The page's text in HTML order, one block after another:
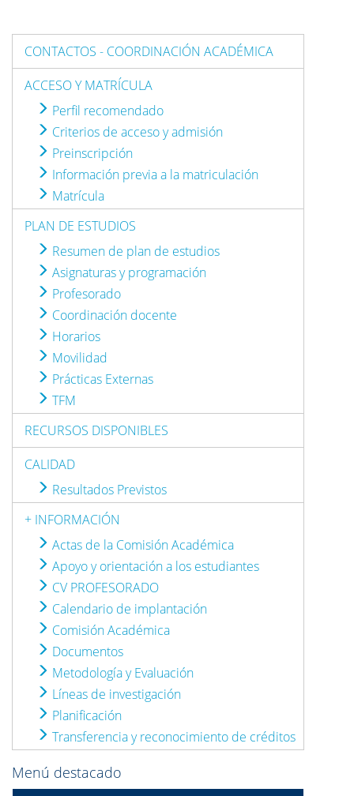
CONTACTOS - COORDINACIÓN ACADÉMICA
ACCESO Y MATRÍCULA
Perfil recomendado
Criterios de acceso y admisión
Preinscripción
Información previa a la matriculación
Matrícula
PLAN DE ESTUDIOS
Resumen de plan de estudios
Asignaturas y programación
Profesorado
Coordinación docente
Horarios
Movilidad
Prácticas Externas
TFM
RECURSOS DISPONIBLES
CALIDAD
Resultados Previstos
+ INFORMACIÓN
Actas de la Comisión Académica
Apoyo y orientación a los estudiantes
CV PROFESORADO
Calendario de implantación
Comisión Académica
Documentos
Metodología y Evaluación
Líneas de investigación
Planificación
Transferencia y reconocimiento de créditos
Menú destacado